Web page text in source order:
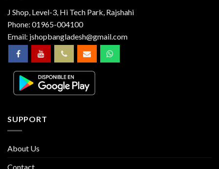
J Shop, Level-3, Hi Tech Park, Rajshahi
Phone: 01965-004100
Email: jshopbangladesh@gmail.com
SUPPORT
About Us
Contact